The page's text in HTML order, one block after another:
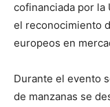
cofinanciada por la
el reconocimiento
europeos en
Durante el evento
de manzanas se